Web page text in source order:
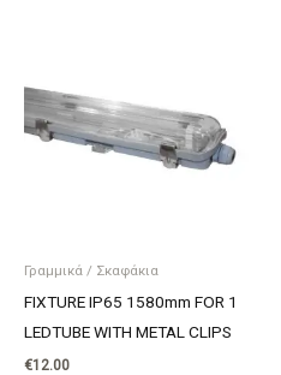
Γραμμικά / Σκαφάκια
FIXTURE IP65 1580mm FOR 1
LEDTUBE WITH METAL CLIPS
€12.00